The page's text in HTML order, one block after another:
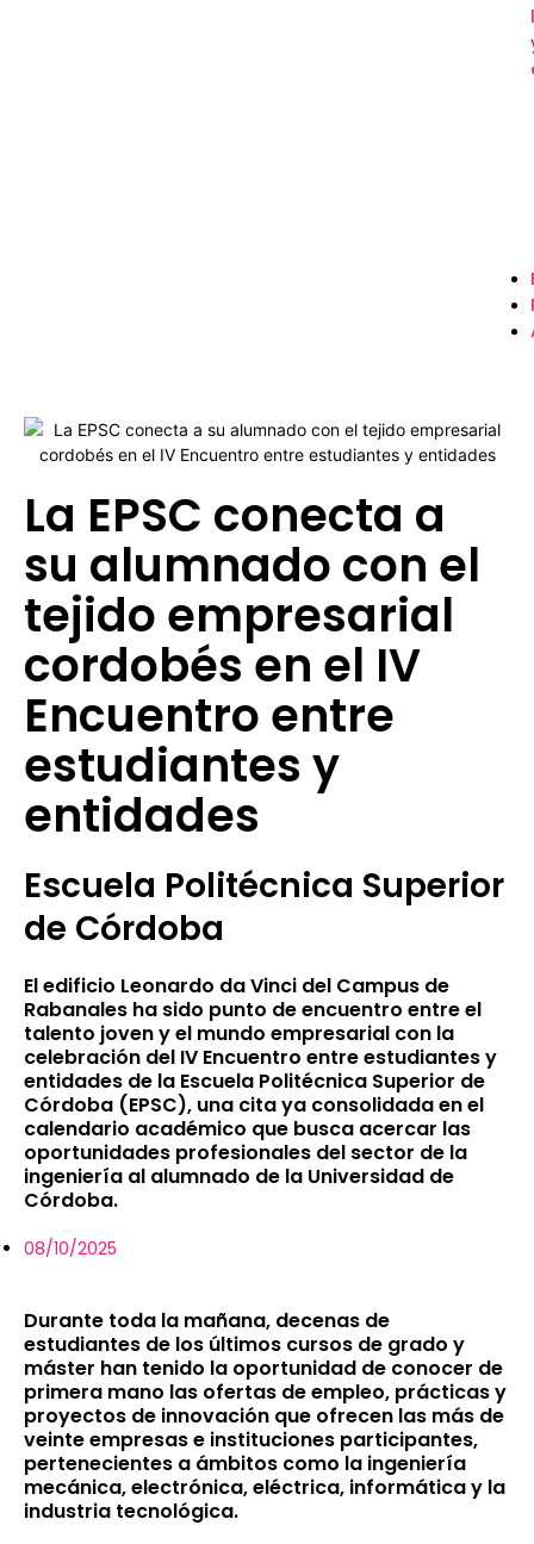
La EPSC conecta a
su alumnado con el
tejido empresarial
cordobés en el IV
Encuentro entre
estudiantes y
entidades
Escuela Politécnica Superior
de Córdoba
El edificio Leonardo da Vinci del Campus de
Rabanales ha sido punto de encuentro entre el
talento joven y el mundo empresarial con la
celebración del IV Encuentro entre estudiantes y
entidades de la Escuela Politécnica Superior de
Córdoba (EPSC), una cita ya consolidada en el
calendario académico que busca acercar las
oportunidades profesionales del sector de la
ingeniería al alumnado de la Universidad de
Córdoba.
08/10/2025
Durante toda la mañana, decenas de
estudiantes de los últimos cursos de grado y
máster han tenido la oportunidad de conocer de
primera mano las ofertas de empleo, prácticas y
proyectos de innovación que ofrecen las más de
veinte empresas e instituciones participantes,
pertenecientes a ámbitos como la ingeniería
mecánica, electrónica, eléctrica, informática y la
industria tecnológica.